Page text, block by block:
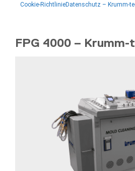
Cookie-RichtlinieDatenschutz – Krumm-
FPG 4000 – Krumm-